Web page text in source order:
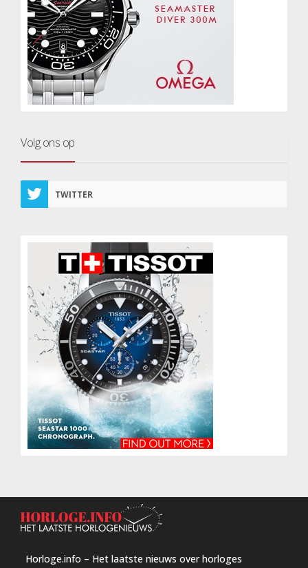
Volg ons op
TWITTER
Horloge.info – Het laatste nieuws over horloges